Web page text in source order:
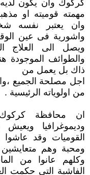
كركوك وان يكون
مهمته قوميته او
وان يعتبر نفسه
واشورية فى عين
ويصل الى العلاج
والطوائف الموجودة
ذاك بل يعمل من
اجل مصلحة الجميع
من اولوياته الرئيسية .
ان محافظة كركوك
وديموغرافيا
القوميات وقد
ومحبة وهم
وكلهم عانوا من
الفاشية التى حكمت